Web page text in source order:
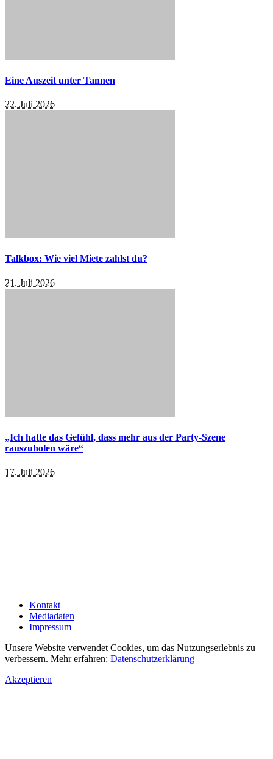
Eine Auszeit unter Tannen
22. Juli 2026
Talkbox: Wie viel Miete zahlst du?
21. Juli 2026
„Ich hatte das Gefühl, dass mehr aus der Party-Szene
rauszuholen wäre“
17. Juli 2026
Kontakt
Mediadaten
Impressum
Unsere Website verwendet Cookies, um das Nutzungserlebnis zu
verbessern. Mehr erfahren: Datenschutzerklärung
Akzeptieren